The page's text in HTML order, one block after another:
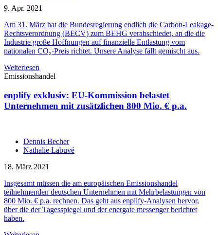
9. Apr. 2021
Am 31. März hat die Bundesregierung endlich die Carbon-Leakage-
Rechtsverordnung (BECV) zum BEHG verabschiedet, an die die
Industrie große Hoffnungen auf finanzielle Entlastung vom
nationalen CO₂-Preis richtet. Unsere Analyse fällt gemischt aus.
Weiterlesen
Emissionshandel
enplify exklusiv: EU-Kommission belastet
Unternehmen mit zusätzlichen 800 Mio. € p.a.
Dennis Becher
Nathalie Labuvé
18. März 2021
Insgesamt müssen die am europäischen Emissionshandel
teilnehmenden deutschen Unternehmen mit Mehrbelastungen von
800 Mio. € p.a. rechnen. Das geht aus enplify-Analysen hervor,
über die der Tagesspiegel und der energate messenger berichtet
haben.